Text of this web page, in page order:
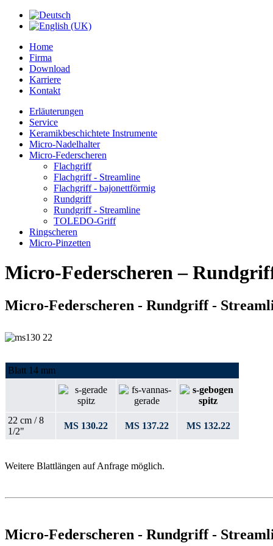
Home
Firma
Download
Karriere
Kontakt
Erläuterungen
Service
Keramikbeschichtete Instrumente
Micro-Nadelhalter
Micro-Federscheren
Flachgriff
Flachgriff - Streamline
Flachgriff - bajonettförmig
Rundgriff
Rundgriff - Streamline
TOLEDO-Griff
Ringscheren
Micro-Pinzetten
Micro-Federscheren –
Micro-Federscheren - Rundgriff -
Blatt 14 mm
22 cm / 8
1/2"
MS 130.22 MS 137.22 MS 132.22
Weitere Blattlängen auf Anfrage möglich.
Micro-Federscheren - Rundgriff -